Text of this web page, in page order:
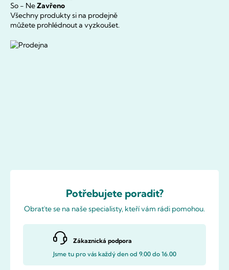
So - NeZavřeno
Všechny produkty si na prodejně
můžete prohlédnout a vyzkoušet.
Potřebujete poradit?
Obraťte se na naše specialisty, kteří vám rádi pomohou.
Zákaznická podpora
Jsme tu pro vás každý den od 9.00 do 16.00